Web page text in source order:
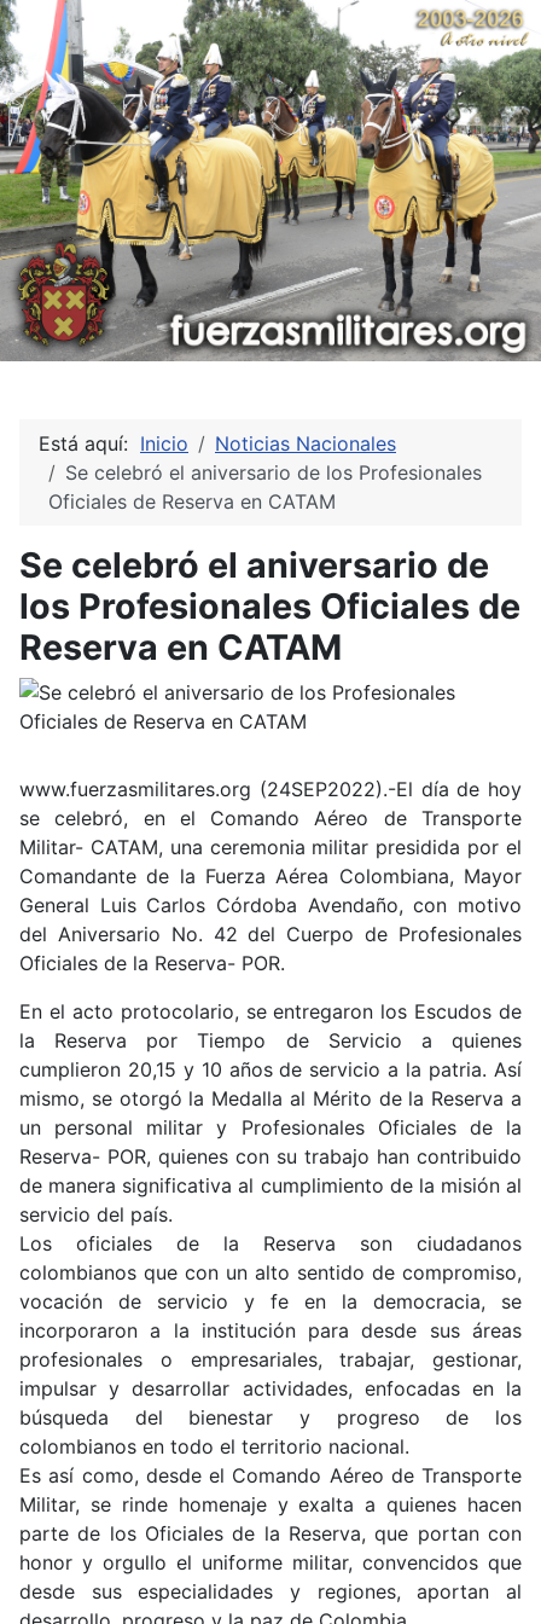
Está aquí: Inicio
Noticias Nacionales
Se celebró el aniversario de los Profesionales
Oficiales de Reserva en CATAM
Se celebró el aniversario de
los Profesionales Oficiales de
Reserva en CATAM
www.fuerzasmilitares.org (24SEP2022).-El día de hoy
se celebró, en el Comando Aéreo de Transporte
Militar- CATAM, una ceremonia militar presidida por el
Comandante de la Fuerza Aérea Colombiana, Mayor
General Luis Carlos Córdoba Avendaño, con motivo
del Aniversario No. 42 del Cuerpo de Profesionales
Oficiales de la Reserva- POR.
En el acto protocolario, se entregaron los Escudos de
la Reserva por Tiempo de Servicio a quienes
cumplieron 20,15 y 10 años de servicio a la patria. Así
mismo, se otorgó la Medalla al Mérito de la Reserva a
un personal militar y Profesionales Oficiales de la
Reserva- POR, quienes con su trabajo han contribuido
de manera significativa al cumplimiento de la misión al
servicio del país.
Los oficiales de la Reserva son ciudadanos
colombianos que con un alto sentido de compromiso,
vocación de servicio y fe en la democracia, se
incorporaron a la institución para desde sus áreas
profesionales o empresariales, trabajar, gestionar,
impulsar y desarrollar actividades, enfocadas en la
búsqueda del bienestar y progreso de los
colombianos en todo el territorio nacional.
Es así como, desde el Comando Aéreo de Transporte
Militar, se rinde homenaje y exalta a quienes hacen
parte de los Oficiales de la Reserva, que portan con
honor y orgullo el uniforme militar, convencidos que
desde sus especialidades y regiones, aportan al